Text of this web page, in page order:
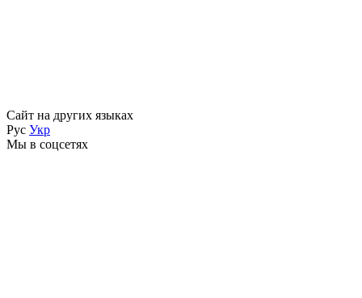
Сайт на других языках
Рус Укр
Мы в соцсетях